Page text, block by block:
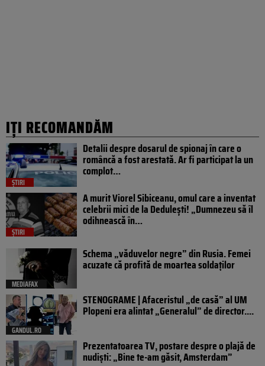
IȚI RECOMANDĂM
ȘTIRI
Detalii despre dosarul de spionaj în care o
româncă a fost arestată. Ar fi participat la un
complot…
ȘTIRI
A murit Viorel Sibiceanu, omul care a inventat
celebrii mici de la Dedulești! „Dumnezeu să îl
odihnească în…
MEDIAFAX
Schema „văduvelor negre” din Rusia. Femei
acuzate că profită de moartea soldaților
GANDUL.RO
STENOGRAME | Afaceristul „de casă” al UM
Plopeni era alintat „Generalul” de director....
Prezentatoarea TV, postare despre o plajă de
nudiști: „Bine te-am găsit, Amsterdam”